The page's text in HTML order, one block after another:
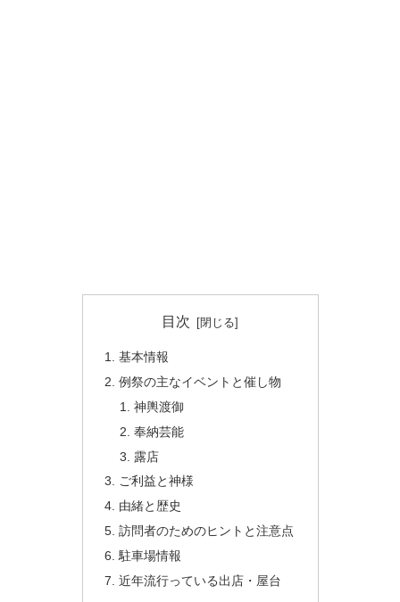
目次
基本情報
例祭の主なイベントと催し物
神輿渡御
奉納芸能
露店
ご利益と神様
由緒と歴史
訪問者のためのヒントと注意点
駐車場情報
近年流行っている出店・屋台